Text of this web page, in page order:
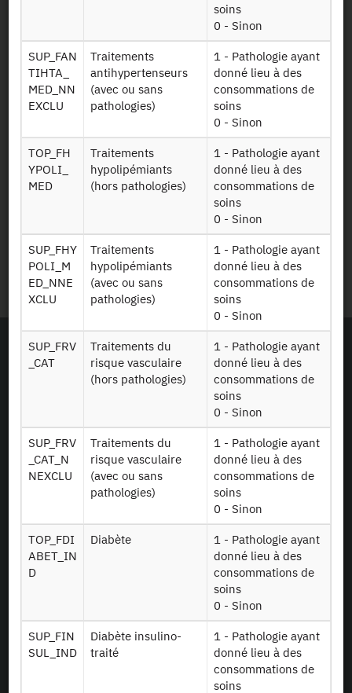
soins
0 - Sinon
SUP_FAN
TIHTA_
MED_NN
EXCLU
Traitements
antihypertenseurs
(avec ou sans
pathologies)
1 - Pathologie ayant
donné lieu à des
consommations de
soins
0 - Sinon
TOP_FH
YPOLI_
MED
Traitements
hypolipémiants
(hors pathologies)
1 - Pathologie ayant
donné lieu à des
consommations de
soins
0 - Sinon
SUP_FHY
POLI_M
ED_NNE
XCLU
Traitements
hypolipémiants
(avec ou sans
pathologies)
1 - Pathologie ayant
donné lieu à des
consommations de
soins
0 - Sinon
SUP_FRV
_CAT
Traitements du
risque vasculaire
(hors pathologies)
1 - Pathologie ayant
donné lieu à des
consommations de
soins
0 - Sinon
SUP_FRV
_CAT_N
NEXCLU
Traitements du
risque vasculaire
(avec ou sans
pathologies)
1 - Pathologie ayant
donné lieu à des
consommations de
soins
0 - Sinon
TOP_FDI
ABET_IN
D
Diabète
1 - Pathologie ayant
donné lieu à des
consommations de
soins
0 - Sinon
SUP_FIN
SUL_IND
Diabète insulino-
traité
1 - Pathologie ayant
donné lieu à des
consommations de
soins
Newsletter
Presse et rapports
Marchés publics
Mentions légales
Protection des données
personnelles
Plan du site
En tant que simple visiteur, la navigation sur le site du CASD n'installera pas de
Le projet Equipex CASD a reçu une aide financée sur le programme
d’Investissements d’Avenir lancé par l’Etat et mis en oeuvre par l’ANR (aide n° ANR-
10-EQPX-17)